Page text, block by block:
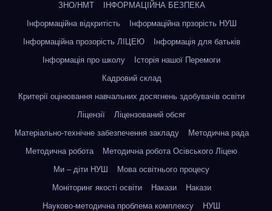
ЗНО/НМТ
ІНФОРМАЦІЙНА БЕЗПЕКА
Інформаційна відкритість
Інформаційна прзорість НУШ
Інформаційна прозорість ЛІЦЕЮ
Інформація для батьків
Інформація про школу
Історія нашої Перемоги
Кадровий склад
Критерії оцінювання навчальних досягнень здобувачів освіти
Ліцензії
Ліцензований обсяг
Матеріально-технічне забезпечення закладу
Методична рада
Методична робота
Методична робота Осівського Ліцею
Ми – діти НУШ
Мова освітнього процесу
Моніторинг якості освіти
Накази
Накази
Науково-методична проблема комплексу
НУШ